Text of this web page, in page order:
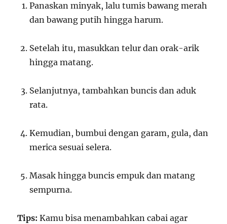
Panaskan minyak, lalu tumis bawang merah
dan bawang putih hingga harum.
Setelah itu, masukkan telur dan orak-arik
hingga matang.
Selanjutnya, tambahkan buncis dan aduk
rata.
Kemudian, bumbui dengan garam, gula, dan
merica sesuai selera.
Masak hingga buncis empuk dan matang
sempurna.
Tips: Kamu bisa menambahkan cabai agar